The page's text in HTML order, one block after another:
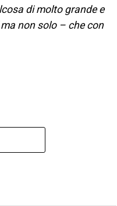
di molto grande e
non solo – che con